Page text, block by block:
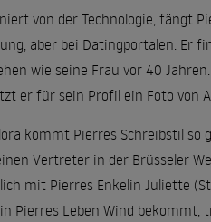
von der Technologie, fängt
aber bei Datingportalen. Er
wie seine Frau vor 40
er für sein Profil ein Foto von
kommt Pierres Schreibstil
Vertreter in der Brüsseler
mit Pierres Enkelin Juliette
in Pierres Leben Wind